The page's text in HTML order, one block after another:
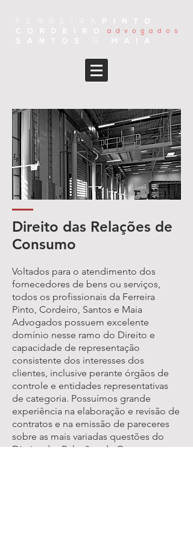
Direito das Relações de
Consumo
Voltados para o atendimento dos
fornecedores de bens ou serviços,
todos os profissionais da Ferreira
Pinto, Cordeiro, Santos e Maia
Advogados possuem excelente
domínio nesse ramo do Direito e
capacidade de representação
consistente dos interesses dos
clientes, inclusive perante órgãos de
controle e entidades representativas
de categoria. Possuímos grande
experiência na elaboração e revisão de
contratos e na emissão de pareceres
sobre as mais variadas questões do
Direito das Relações de Consumo.